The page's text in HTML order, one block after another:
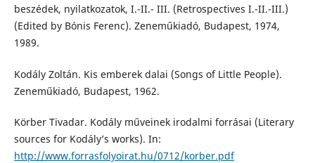
beszédek, nyilatkozatok, I.-II.- III. (Retrospectives I.-II.-III.)
(Edited by Bónis Ferenc). Zeneműkiadó, Budapest, 1974,
1989.
Kodály Zoltán. Kis emberek dalai (Songs of Little People).
Zeneműkiadó, Budapest, 1962.
Körber Tivadar. Kodály műveinek irodalmi forrásai (Literary
sources for Kodály’s works). In:
http://www.forrasfolyoirat.hu/0712/korber.pdf